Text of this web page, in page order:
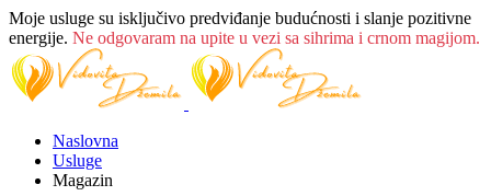
Moje usluge su isključivo predviđanje budućnosti i slanje pozitivne
energije. Ne odgovaram na upite u vezi sa sihrima i crnom magijom.
Naslovna
Usluge
Magazin